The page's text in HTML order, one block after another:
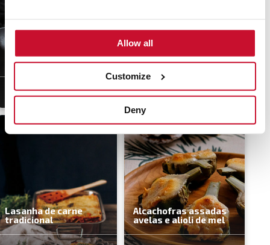
Allow all
Customize
Deny
Rosti de curgete
40 min Fácil
ras el hanout
60 min Média
Lasanha de carne
tradicional
Alcachofras assadas
avelas e alioli de mel